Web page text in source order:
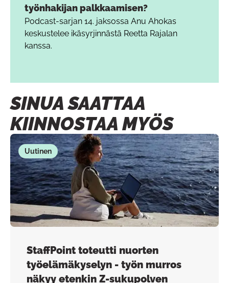
työnhakijan palkkaamisen?
Podcast-sarjan 14. jaksossa Anu Ahokas
keskustelee ikäsyrjinnästä Reetta Rajalan
kanssa.
SINUA SAATTAA
KIINNOSTAA MYÖS
Uutinen
StaffPoint toteutti nuorten
työelämäkyselyn - työn murros
näkyy etenkin Z-sukupolven